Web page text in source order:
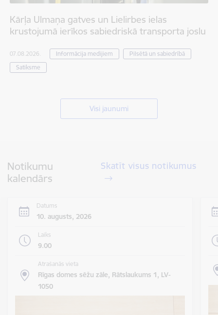
Kārļa Ulmaņa gatves un Lielirbes ielas
krustojumā ierīkos sabiedriskā transporta joslu
07.08.2026. Informācija medijiem
Pilsētā un sabiedrībā
Satiksme
Visi jaunumi
Notikumu
kalendārs
Skatīt visus notikumus
Datums
10. augusts, 2026
Laiks
9.00
Atrašanās vieta
Rīgas domes sēžu zāle, Rātslaukums 1, LV-
1050